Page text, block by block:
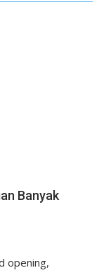
Banyak
opening,